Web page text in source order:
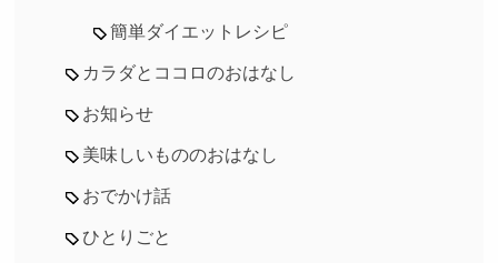
簡単ダイエットレシピ
カラダとココロのおはなし
お知らせ
美味しいもののおはなし
おでかけ話
ひとりごと